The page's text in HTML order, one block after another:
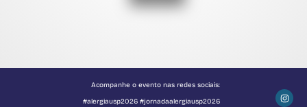
Acompanhe o evento nas redes sociais:
#alergiausp2026 #jornadaalergiausp2026